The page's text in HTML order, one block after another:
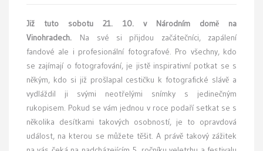
Již tuto sobotu 21. 10. v Národním domě na
Vinohradech. Na své si přijdou začátečníci, zapálení
fandové ale i profesionální fotografové. Pro všechny, kdo
se zajímají o fotografování, je jistě inspirativní potkat se s
někým, kdo si již prošlapal cestičku k fotografické slávě a
vydláždil ji svými neotřelými snímky s jedinečným
rukopisem. Pokud se vám jednou v roce podaří setkat se s
několika desítkami takových osobností, je to opravdová
událost, na kterou se můžete těšit. A právě takový zážitek